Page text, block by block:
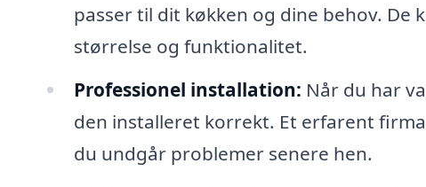
passer til dit køkken og dine behov.
størrelse og funktionalitet.
Professionel installation: Når du har
den installeret korrekt. Et erfarent
du undgår problemer senere hen.